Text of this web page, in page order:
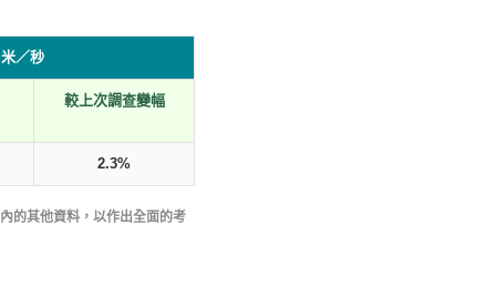
／秒
較上次調查變幅
2.3%
的其他資料，以作出全面的考